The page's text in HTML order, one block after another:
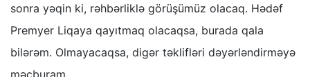
sonra yəqin ki, rəhbərliklə görüşümüz olacaq. Hədəf
Premyer Liqaya qayıtmaq olacaqsa, burada qala
bilərəm. Olmayacaqsa, digər təklifləri dəyərləndirməyə
məcburam.